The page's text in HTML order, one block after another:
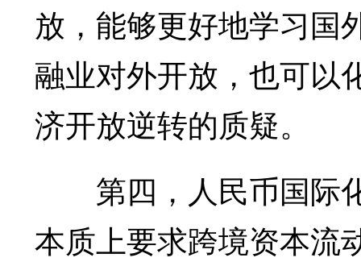
放，能够更好地学习国
融业对外开放，也可以
济开放逆转的质疑。
第四，人民币国际
本质上要求跨境资本流